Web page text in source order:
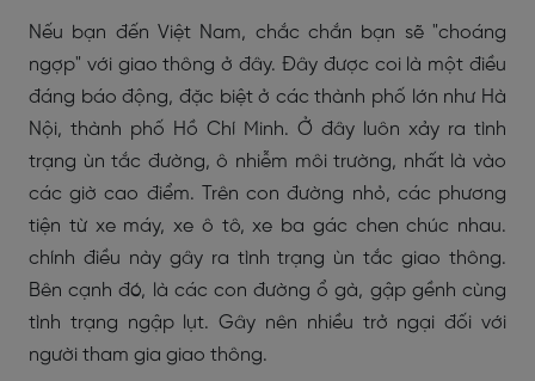
Nếu bạn đến Việt Nam, chắc chắn bạn sẽ "choáng
ngợp" với giao thông ở đây. Đây được coi là một điều
đáng báo động, đặc biệt ở các thành phố lớn như Hà
Nội, thành phố Hồ Chí Minh. Ở đây luôn xảy ra tình
trạng ùn tắc đường, ô nhiễm môi trường, nhất là vào
các giờ cao điểm. Trên con đường nhỏ, các phương
tiện từ xe máy, xe ô tô, xe ba gác chen chúc nhau.
chính điều này gây ra tình trạng ùn tắc giao thông.
Bên cạnh đó, là các con đường ổ gà, gập gềnh cùng
tình trạng ngập lụt. Gây nên nhiều trở ngại đối với
người tham gia giao thông.